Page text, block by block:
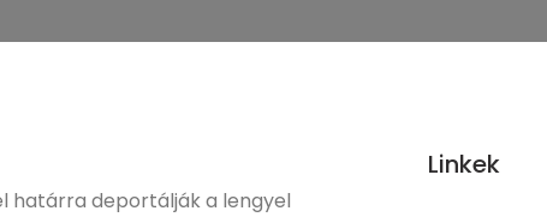
határra deportálják a lengyel
Linkek